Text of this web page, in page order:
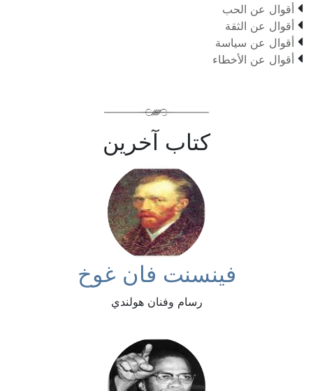
 أقوال عن الحب
 أقوال عن الثقة
 أقوال عن سياسة
 أقوال عن الأخطاء
كتاب آخرين
فينسنت فان غوخ
رسام وفنان هولندي